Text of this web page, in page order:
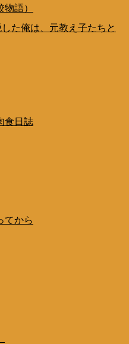
語）
た俺は、元教え子たちと
食日誌
てから